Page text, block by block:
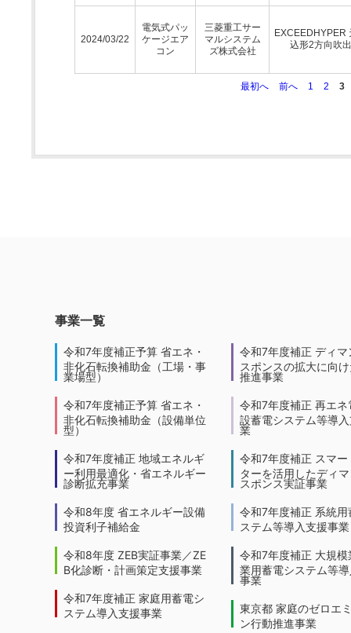
2024/03/22
電気式パッ
ケージエア
コン
三菱重工サー
マルシステム
ズ株式会社
EXCEEDHYPER
込形2方向吹
最初へ 前へ 1 2 3
事業一覧
令和7年度補正予算 省エネ・
非化石転換補助金（工場・事
業場型）
令和7年度補正予算 省エネ・
非化石転換補助金（設備単位
型）
令和7年度補正 地域エネルギ
ー利用最適化・省エネルギー
診断拡充事業
令和8年度 省エネルギー設備
投資利子補給金
令和8年度 ZEB実証事業／ZE
B化診断・計画策定支援事業
令和7年度補正 家庭用蓄電シ
ステム導入支援事業
令和7年度補正 ディマ
スポンスの拡大に向
推進事業
令和7年度補正 再エネ
設蓄電システム等導
業
令和7年度補正 スマー
ターを活用したディ
スポンス実証事業
令和7年度補正 系統用
ステム等導入支援事業
令和7年度補正 大規模
業用蓄電システム等
事業
東京都 家庭のゼロエ
ン行動推進事業